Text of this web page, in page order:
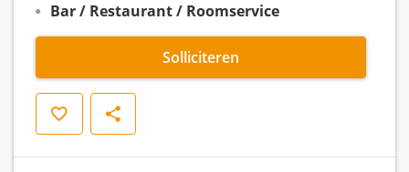
Bar / Restaurant / Roomservice
Solliciteren
Opslaan Delen